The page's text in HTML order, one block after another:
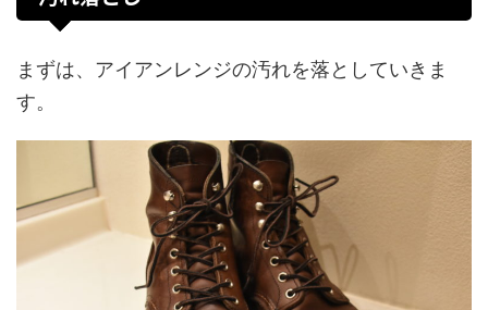
まずは、アイアンレンジの汚れを落としていきま
す。